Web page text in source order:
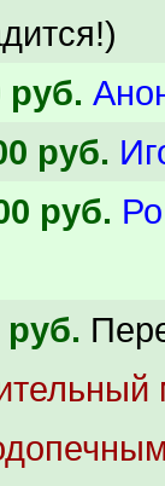
руб.
руб.
руб.
руб.